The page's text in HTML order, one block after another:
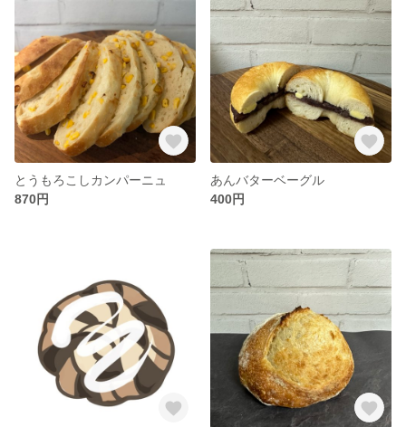
とうもろこしカンパーニュ
870円
あんバターベーグル
400円